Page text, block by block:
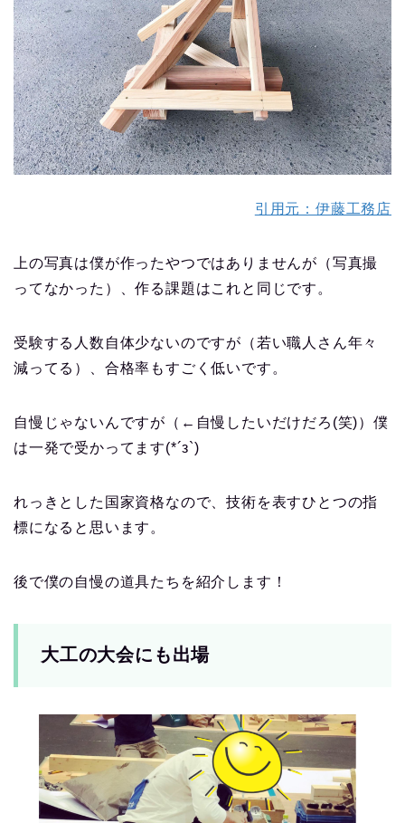
引用元：伊藤工務店
上の写真は僕が作ったやつではありませんが（写真撮
ってなかった）、作る課題はこれと同じです。
受験する人数自体少ないのですが（若い職人さん年々
減ってる）、合格率もすごく低いです。
自慢じゃないんですが（←自慢したいだけだろ(笑)）僕
は一発で受かってます(*´з`)
れっきとした国家資格なので、技術を表すひとつの指
標になると思います。
後で僕の自慢の道具たちを紹介します！
大工の大会にも出場